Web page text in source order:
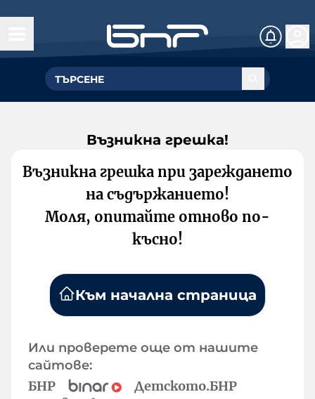
Възникна грешка!
Възникна грешка при зареждането
на съдържанието!
Моля, опитайте отново по-
късно!
Към начална страница
Или проверете още от нашите
сайтове:
БНР
Детското.БНР